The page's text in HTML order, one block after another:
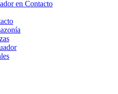
en Contacto